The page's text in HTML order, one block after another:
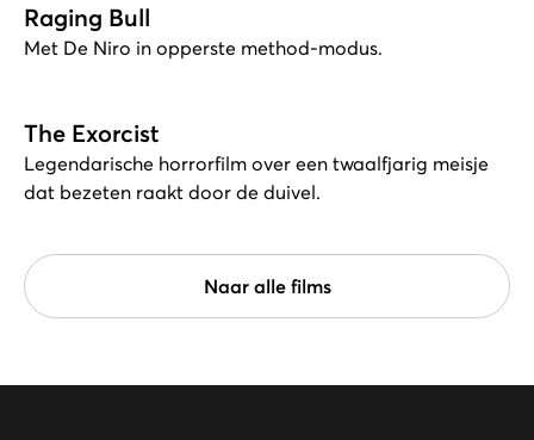
Raging Bull
Met De Niro in opperste method-modus.
The Exorcist
Legendarische horrorfilm over een twaalfjarig meisje
dat bezeten raakt door de duivel.
Naar alle films